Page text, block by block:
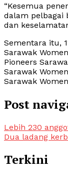
“Kesemua
dalam pelbagai
dan
Sementara itu,
Sarawak
Pioneers
Sarawak
Sarawak
Post
Lebih 230
Dua ladang
Terkini